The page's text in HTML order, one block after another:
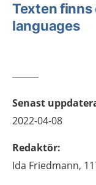
Texten
languages
Senast
2022-04-08
Redaktör:
Ida Friedmann,